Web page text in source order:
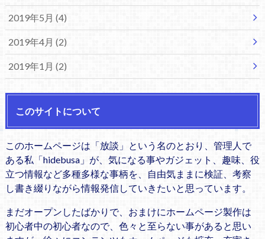
2019年5月 (4)
2019年4月 (2)
2019年1月 (2)
このサイトについて
このホームページは「放談」という名のとおり、管理人で
ある私「hidebusa」が、気になる事やガジェット、趣味、役
立つ情報など多種多様な事柄を、自由気ままに検証、考察
し書き綴りながら情報発信していきたいと思っています。
まだオープンしたばかりで、おまけにホームページ製作は
初心者中の初心者なので、色々と至らない事があると思い